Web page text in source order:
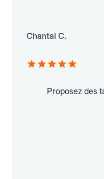
Chantal C.
Proposez des